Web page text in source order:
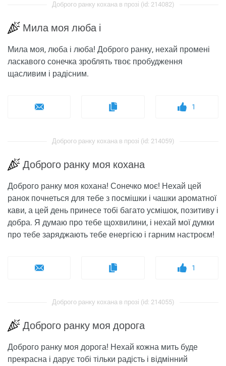
Доброго ранку кохана в прозі (id: 214082)
Мила моя люба і
Мила моя, люба і люба! Доброго ранку, нехай промені
ласкавого сонечка зроблять твоє пробудження
щасливим і радісним.
1
Доброго ранку кохана в прозі (id: 214059)
Доброго ранку моя кохана
Доброго ранку моя кохана! Сонечко моє! Нехай цей
ранок почнеться для тебе з посмішки і чашки ароматної
кави, а цей день принесе тобі багато усмішок, позитиву і
добра. Я думаю про тебе щохвилини, і нехай мої думки
про тебе заряджають тебе енергією і гарним настроєм!
1
Доброго ранку кохана в прозі (id: 214055)
Доброго ранку моя дорога
Доброго ранку моя дорога! Нехай кожна мить буде
прекрасна і дарує тобі тільки радість і відмінний